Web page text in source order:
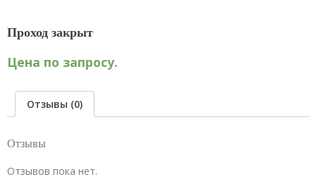
Проход закрыт
Цена по запросу.
Отзывы (0)
Отзывы
Отзывов пока нет.